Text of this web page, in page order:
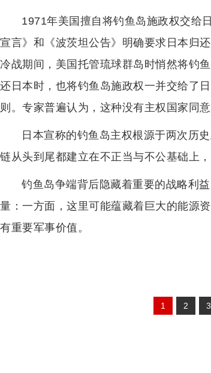
1971年美国擅自将钓鱼岛施政权交给
宣言》和《波茨坦公告》明确要求日本归
冷战期间，美国托管琉球群岛时悄然将钓
还日本时，也将钓鱼岛施政权一并交给了
则。专家普遍认为，这种没有主权国家同
日本宣称的钓鱼岛主权根源于两次历
链从头到尾都建立在不正当与不公基础上，
钓鱼岛争端背后隐藏着重要的战略利
量：一方面，这里可能蕴藏着巨大的能源
有重要军事价值。
1 2 3